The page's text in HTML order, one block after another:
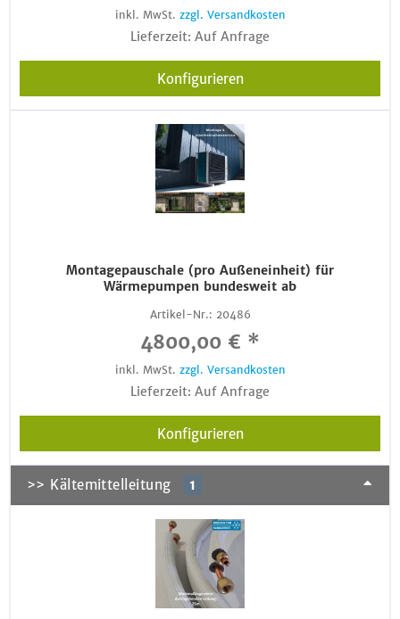
inkl. MwSt. zzgl. Versandkosten
Lieferzeit: Auf Anfrage
Konfigurieren
Montagepauschale (pro Außeneinheit) für
Wärmepumpen bundesweit ab
Artikel-Nr.: 20486
4800,00 € *
inkl. MwSt. zzgl. Versandkosten
Lieferzeit: Auf Anfrage
Konfigurieren
>> Kältemittelleitung 1